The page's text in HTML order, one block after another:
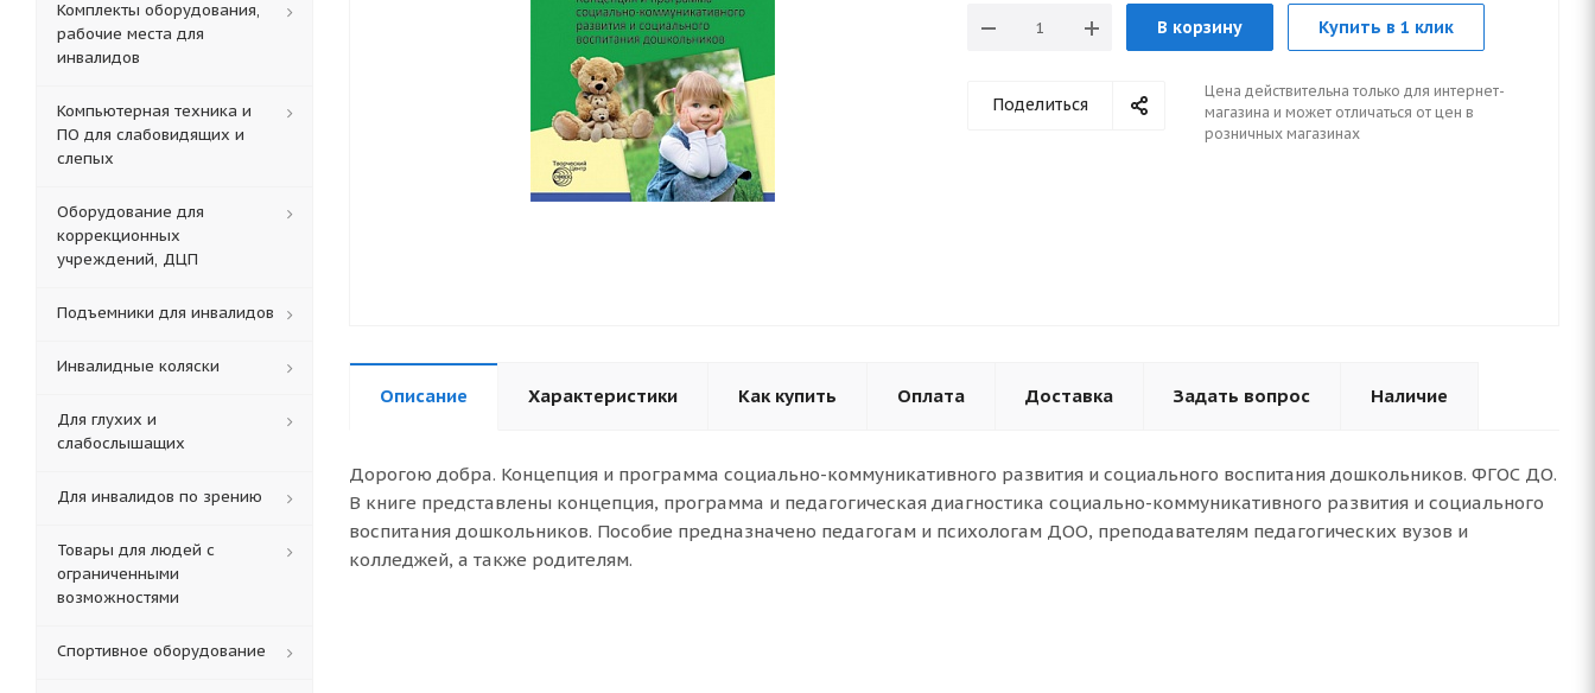
В корзину Купить в 1 клик
Поделиться
Цена действительна только для интернет-
магазина и может отличаться от цен в
розничных магазинах
Описание Характеристики Как купить Оплата Доставка Задать вопрос Наличие
Дорогою добра. Концепция и программа социально-коммуникативного развития и социального воспитания дошкольников. ФГОС ДО.
В книге представлены концепция, программа и педагогическая диагностика социально-коммуникативного развития и социального
воспитания дошкольников. Пособие предназначено педагогам и психологам ДОО, преподавателям педагогических вузов и
колледжей, а также родителям.
Комплекты оборудования,
рабочие места для
инвалидов
Компьютерная техника и
ПО для слабовидящих и
слепых
Оборудование для
коррекционных
учреждений, ДЦП
Подъемники для инвалидов
Инвалидные коляски
Для глухих и
слабослышащих
Для инвалидов по зрению
Товары для людей с
ограниченными
возможностями
Спортивное оборудование